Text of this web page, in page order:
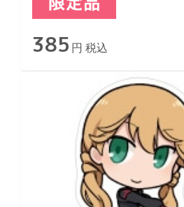
385 円 税込